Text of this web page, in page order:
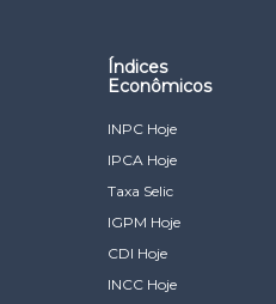
Índices
Econômicos
INPC Hoje
IPCA Hoje
Taxa Selic
IGPM Hoje
CDI Hoje
INCC Hoje